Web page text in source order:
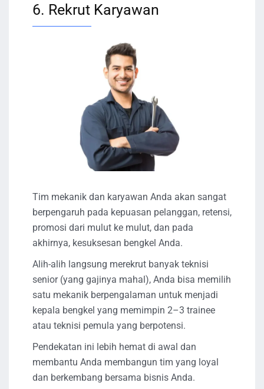
6. Rekrut Karyawan
Tim mekanik dan karyawan Anda akan sangat
berpengaruh pada kepuasan pelanggan, retensi,
promosi dari mulut ke mulut, dan pada
akhirnya, kesuksesan bengkel Anda.
Alih-alih langsung merekrut banyak teknisi
senior (yang gajinya mahal), Anda bisa memilih
satu mekanik berpengalaman untuk menjadi
kepala bengkel yang memimpin 2–3 trainee
atau teknisi pemula yang berpotensi.
Pendekatan ini lebih hemat di awal dan
membantu Anda membangun tim yang loyal
dan berkembang bersama bisnis Anda.